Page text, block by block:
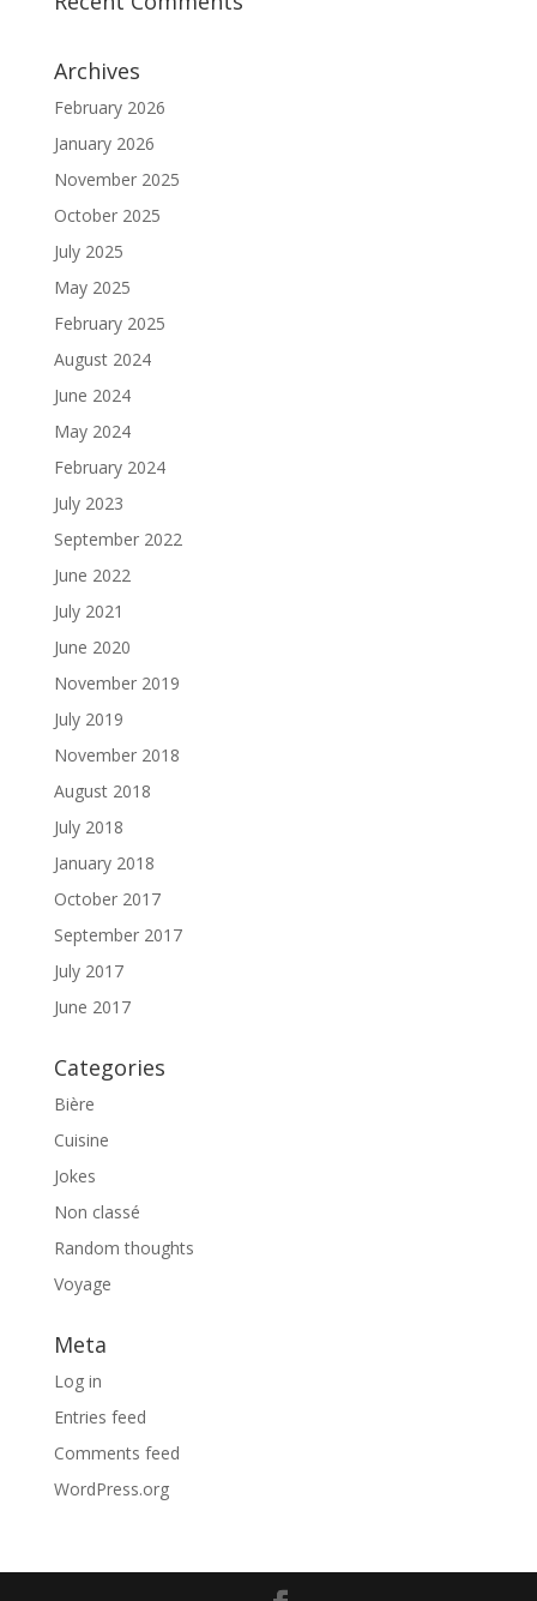
Archives
February 2026
January 2026
November 2025
October 2025
July 2025
May 2025
February 2025
August 2024
June 2024
May 2024
February 2024
July 2023
September 2022
June 2022
July 2021
June 2020
November 2019
July 2019
November 2018
August 2018
July 2018
January 2018
October 2017
September 2017
July 2017
June 2017
Categories
Bière
Cuisine
Jokes
Non classé
Random thoughts
Voyage
Meta
Log in
Entries feed
Comments feed
WordPress.org